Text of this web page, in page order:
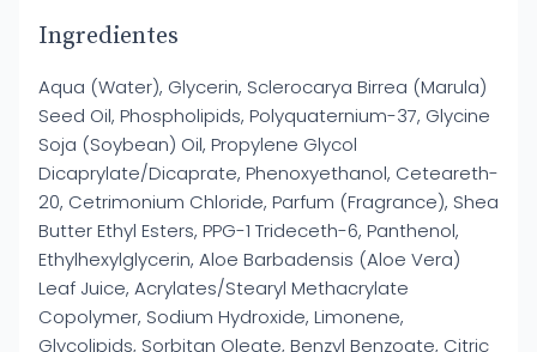
Ingredientes
Aqua (Water), Glycerin, Sclerocarya Birrea (Marula)
Seed Oil, Phospholipids, Polyquaternium-37, Glycine
Soja (Soybean) Oil, Propylene Glycol
Dicaprylate/Dicaprate, Phenoxyethanol, Ceteareth-
20, Cetrimonium Chloride, Parfum (Fragrance), Shea
Butter Ethyl Esters, PPG-1 Trideceth-6, Panthenol,
Ethylhexylglycerin, Aloe Barbadensis (Aloe Vera)
Leaf Juice, Acrylates/Stearyl Methacrylate
Copolymer, Sodium Hydroxide, Limonene,
Glycolipids, Sorbitan Oleate, Benzyl Benzoate, Citric